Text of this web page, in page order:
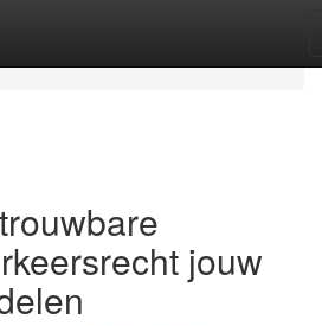
jouw